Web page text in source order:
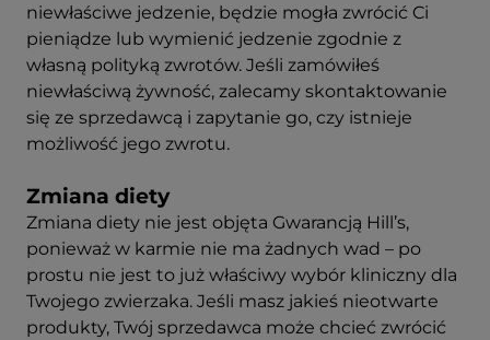
niewłaściwe jedzenie, będzie mogła zwrócić Ci
pieniądze lub wymienić jedzenie zgodnie z
własną polityką zwrotów. Jeśli zamówiłeś
niewłaściwą żywność, zalecamy skontaktowanie
się ze sprzedawcą i zapytanie go, czy istnieje
możliwość jego zwrotu.
Zmiana diety
Zmiana diety nie jest objęta Gwarancją Hill’s,
ponieważ w karmie nie ma żadnych wad – po
prostu nie jest to już właściwy wybór kliniczny dla
Twojego zwierzaka. Jeśli masz jakieś nieotwarte
produkty, Twój sprzedawca może chcieć zwrócić